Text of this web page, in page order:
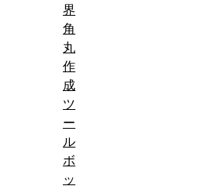
界
角
丸
作
成
ツ
ー
ル
ボ
ッ